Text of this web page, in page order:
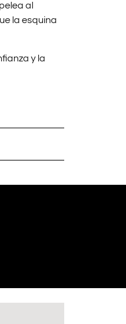
al
la esquina
y la